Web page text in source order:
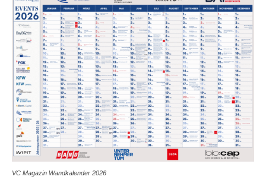
VC Magazin Wandkalender 2026